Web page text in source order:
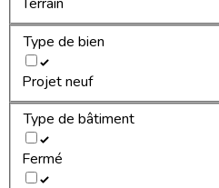
Type de bien
Projet neuf
Type de bâtiment
Fermé